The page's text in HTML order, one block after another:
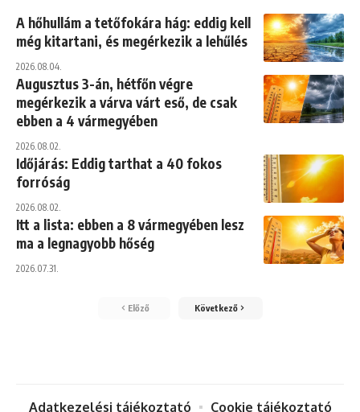
A hőhullám a tetőfokára hág: eddig kell
még kitartani, és megérkezik a lehűlés
2026.08.04.
Augusztus 3-án, hétfőn végre
megérkezik a várva várt eső, de csak
ebben a 4 vármegyében
2026.08.02.
Időjárás: Eddig tarthat a 40 fokos
forróság
2026.08.02.
Itt a lista: ebben a 8 vármegyében lesz
ma a legnagyobb hőség
2026.07.31.
Előző Következő
Adatkezelési tájékoztató Cookie tájékoztató